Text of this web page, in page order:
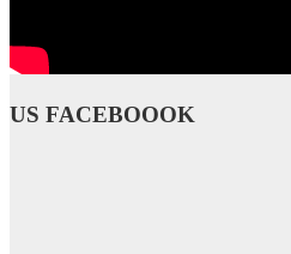
US FACEBOOOK